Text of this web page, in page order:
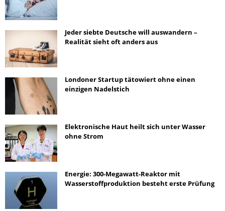
Jeder siebte Deutsche will auswandern –
Realität sieht oft anders aus
Londoner Startup tätowiert ohne einen
einzigen Nadelstich
Elektronische Haut heilt sich unter Wasser
ohne Strom
Energie: 300-Megawatt-Reaktor mit
Wasserstoffproduktion besteht erste Prüfung